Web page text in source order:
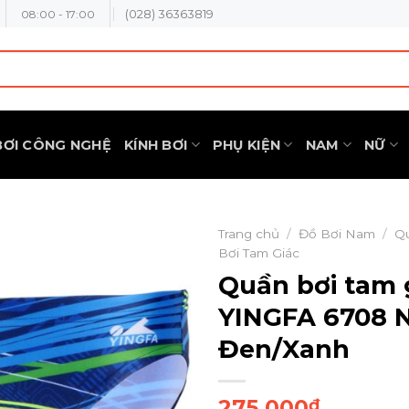
08:00 - 17:00 (028) 36363819
CÔNG NGHỆ KÍNH BƠI PHỤ KIỆN NAM NỮ
Trang chủ / Đồ Bơi Nam /
Bơi Tam Giác
Quần bơi tam
YINGFA 6708
Đen/Xanh